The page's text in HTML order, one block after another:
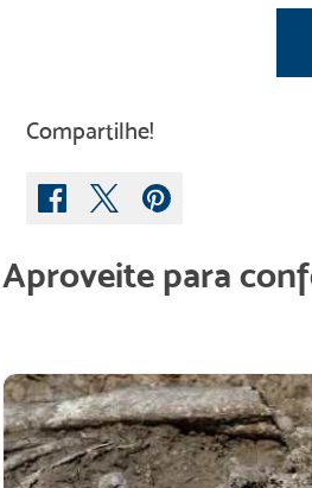
Compartilhe!
Aproveite para